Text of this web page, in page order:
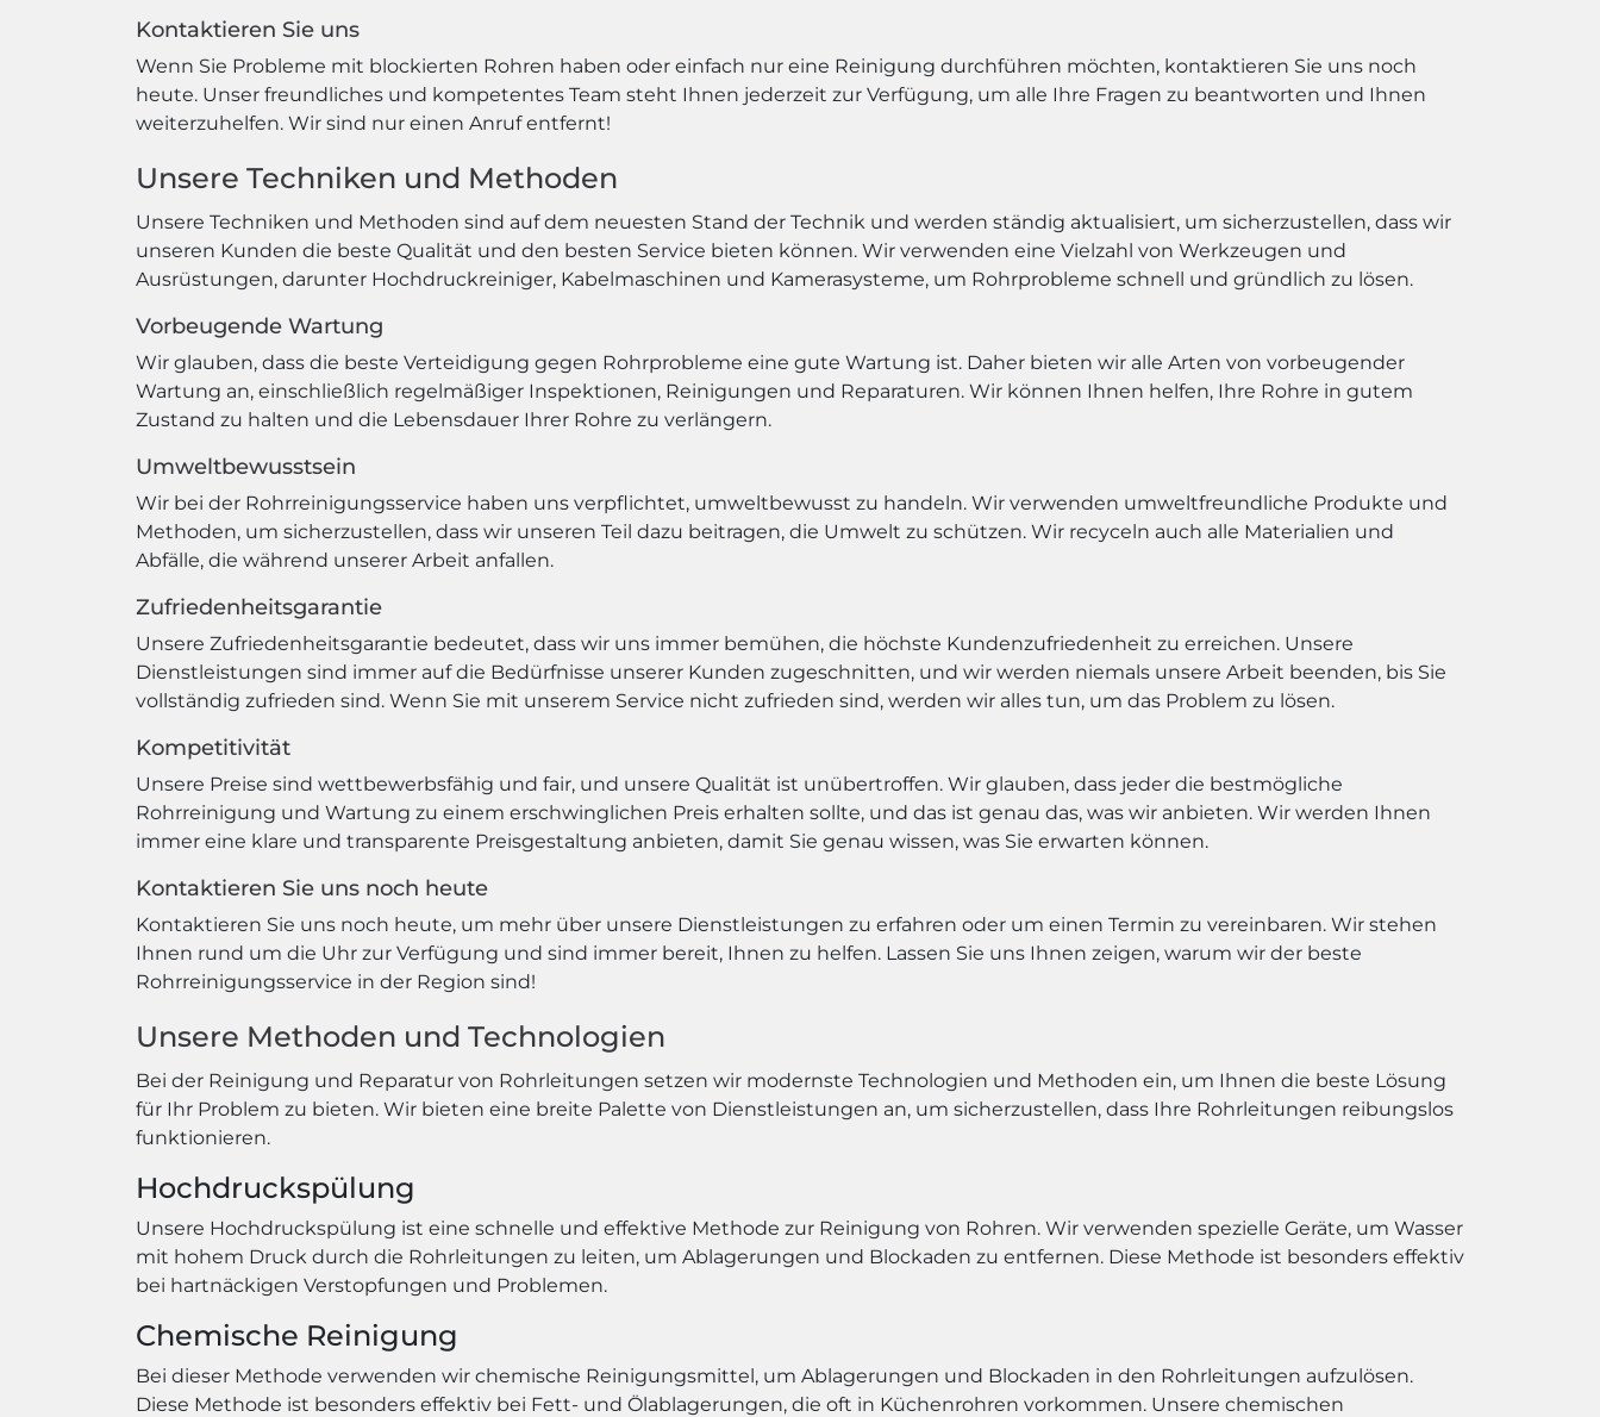
Kontaktieren Sie uns
Wenn Sie Probleme mit blockierten Rohren haben oder einfach nur eine Reinigung durchführen möchten, kontaktieren Sie uns noch
heute. Unser freundliches und kompetentes Team steht Ihnen jederzeit zur Verfügung, um alle Ihre Fragen zu beantworten und Ihnen
weiterzuhelfen. Wir sind nur einen Anruf entfernt!
Unsere Techniken und Methoden
Unsere Techniken und Methoden sind auf dem neuesten Stand der Technik und werden ständig aktualisiert, um sicherzustellen, dass wir
unseren Kunden die beste Qualität und den besten Service bieten können. Wir verwenden eine Vielzahl von Werkzeugen und
Ausrüstungen, darunter Hochdruckreiniger, Kabelmaschinen und Kamerasysteme, um Rohrprobleme schnell und gründlich zu lösen.
Vorbeugende Wartung
Wir glauben, dass die beste Verteidigung gegen Rohrprobleme eine gute Wartung ist. Daher bieten wir alle Arten von vorbeugender
Wartung an, einschließlich regelmäßiger Inspektionen, Reinigungen und Reparaturen. Wir können Ihnen helfen, Ihre Rohre in gutem
Zustand zu halten und die Lebensdauer Ihrer Rohre zu verlängern.
Umweltbewusstsein
Wir bei der Rohrreinigungsservice haben uns verpflichtet, umweltbewusst zu handeln. Wir verwenden umweltfreundliche Produkte und
Methoden, um sicherzustellen, dass wir unseren Teil dazu beitragen, die Umwelt zu schützen. Wir recyceln auch alle Materialien und
Abfälle, die während unserer Arbeit anfallen.
Zufriedenheitsgarantie
Unsere Zufriedenheitsgarantie bedeutet, dass wir uns immer bemühen, die höchste Kundenzufriedenheit zu erreichen. Unsere
Dienstleistungen sind immer auf die Bedürfnisse unserer Kunden zugeschnitten, und wir werden niemals unsere Arbeit beenden, bis Sie
vollständig zufrieden sind. Wenn Sie mit unserem Service nicht zufrieden sind, werden wir alles tun, um das Problem zu lösen.
Kompetitivität
Unsere Preise sind wettbewerbsfähig und fair, und unsere Qualität ist unübertroffen. Wir glauben, dass jeder die bestmögliche
Rohrreinigung und Wartung zu einem erschwinglichen Preis erhalten sollte, und das ist genau das, was wir anbieten. Wir werden Ihnen
immer eine klare und transparente Preisgestaltung anbieten, damit Sie genau wissen, was Sie erwarten können.
Kontaktieren Sie uns noch heute
Kontaktieren Sie uns noch heute, um mehr über unsere Dienstleistungen zu erfahren oder um einen Termin zu vereinbaren. Wir stehen
Ihnen rund um die Uhr zur Verfügung und sind immer bereit, Ihnen zu helfen. Lassen Sie uns Ihnen zeigen, warum wir der beste
Rohrreinigungsservice in der Region sind!
Unsere Methoden und Technologien
Bei der Reinigung und Reparatur von Rohrleitungen setzen wir modernste Technologien und Methoden ein, um Ihnen die beste Lösung
für Ihr Problem zu bieten. Wir bieten eine breite Palette von Dienstleistungen an, um sicherzustellen, dass Ihre Rohrleitungen reibungslos
funktionieren.
Hochdruckspülung
Unsere Hochdruckspülung ist eine schnelle und effektive Methode zur Reinigung von Rohren. Wir verwenden spezielle Geräte, um Wasser
mit hohem Druck durch die Rohrleitungen zu leiten, um Ablagerungen und Blockaden zu entfernen. Diese Methode ist besonders effektiv
bei hartnäckigen Verstopfungen und Problemen.
Chemische Reinigung
Bei dieser Methode verwenden wir chemische Reinigungsmittel, um Ablagerungen und Blockaden in den Rohrleitungen aufzulösen.
Diese Methode ist besonders effektiv bei Fett- und Ölablagerungen, die oft in Küchenrohren vorkommen. Unsere chemischen